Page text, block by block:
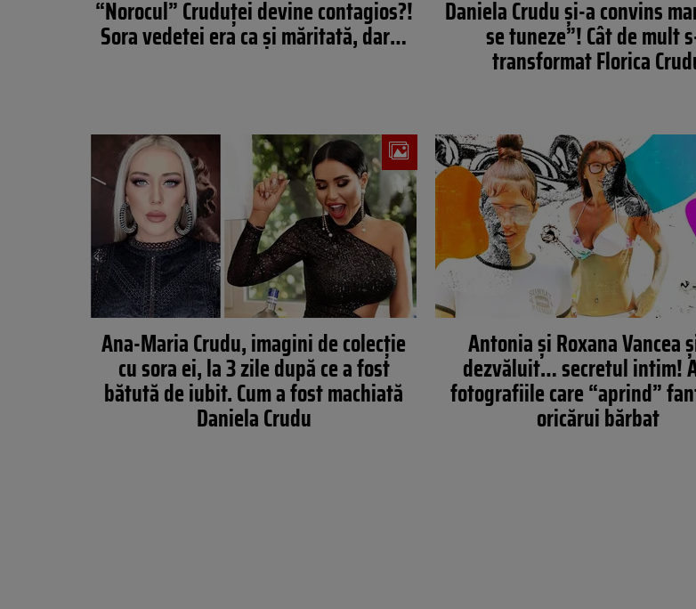
“Norocul” Cruduței devine contagios?!
Sora vedetei era ca și măritată, dar…
Daniela Crudu şi-a convins
se tuneze”! Cât de mult
transformat Florica
Ana-Maria Crudu, imagini de colecție
cu sora ei, la 3 zile după ce a fost
bătută de iubit. Cum a fost machiată
Daniela Crudu
Antonia și Roxana Vancea
dezvăluit… secretul intim!
fotografiile care “aprind”
oricărui bărbat